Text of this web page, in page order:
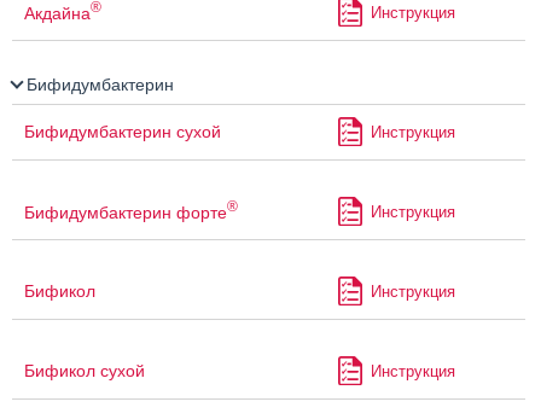
Акдайна® Инструкция
Бифидумбактерин
Бифидумбактерин сухой Инструкция
Бифидумбактерин форте® Инструкция
Бификол Инструкция
Бификол сухой Инструкция